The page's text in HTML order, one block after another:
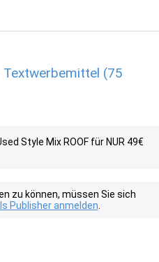
(75
Style Mix ROOF für NUR 49€
zu können, müssen Sie sich
Publisher anmelden